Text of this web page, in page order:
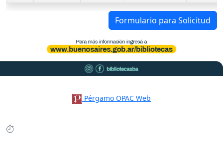
Formulario para Solicitud
Pérgamo OPAC Web